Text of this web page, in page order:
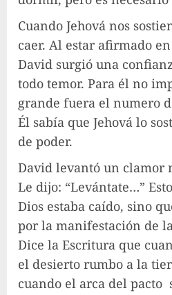
Cuando Jehová nos
caer. Al estar afirmado
David surgió una
todo temor. Para él no
grande fuera el numero
Él sabía que Jehová lo
de poder.
David levantó un clamor
Le dijo: “Levántate…”
Dios estaba caído, sino
por la manifestación de
Dice la Escritura que
el desierto rumbo a la
cuando el arca del pacto